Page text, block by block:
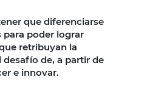
que diferenciarse
para poder lograr
retribuyan la
de, a partir de
e innovar.